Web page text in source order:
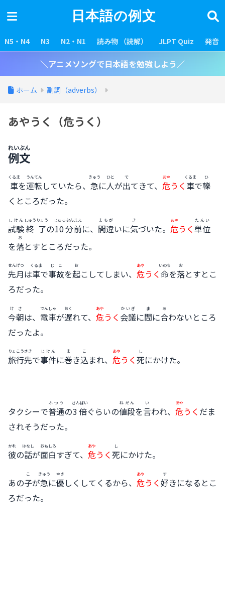
日本語の例文
N5・N4 N3 N2・N1 読み物 （読解） JLPT Quiz 発音
＼アニメソングで日本語を勉強しよう／
ホーム 副詞（adverbs）
あやうく（危うく）
例文
れいぶん
車
くるま
を運転
うんてん
していたら、 急
きゅう
に人
ひと
が出
で
てきて、 危
あや
うく 車
くるま
で轢
ひ
くところだった。
試験
しけん
終了
しゅうりょう
の10分
じゅっぷん
前
まえ
に、 間違
まちが
いに気
き
づいた。 危
あや
うく 単位
たんい
を落
お
とすところだった。
先月
せんげつ
は車
くるま
で事故
じこ
を起
お
こしてしまい、 危
あや
うく命
いのち
を落
お
とすとこ
ろだった。
今朝
けさ
は、 電車
でんしゃ
が遅
おく
れて、 危
あや
うく 会議
かいぎ
に間
ま
に合
あ
わないところ
だったよ。
旅行先
りょこうさき
で事件
じけん
に巻
ま
き込
こ
まれ、 危
あや
うく死
し
にかけた。
タクシーで普通
ふつう
の3倍
さんばい
ぐらいの値段
ねだん
を言
い
われ、 危
あや
うく だま
されそうだった。
彼
かれ
の話
はなし
が面白
おもしろ
すぎて、 危
あや
うく死
し
にかけた。
あの子
こ
が急
きゅう
に優
やさ
しくしてくるから、 危
あや
うく 好
す
きになるとこ
ろだった。